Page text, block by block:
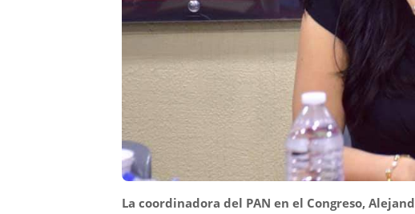
La coordinadora del PAN en el Congreso,